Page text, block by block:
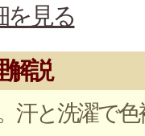
を見る
解説
汗と洗濯で色